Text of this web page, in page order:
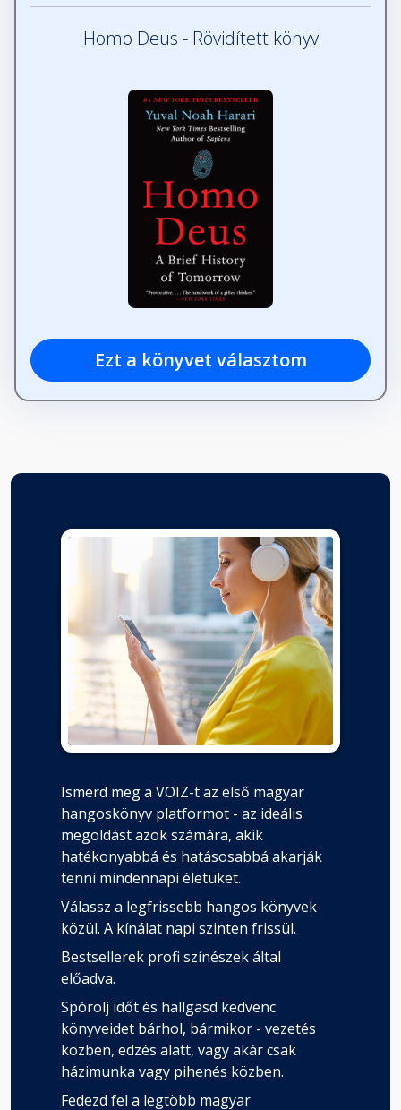
Homo Deus - Rövidített könyv
Ezt a könyvet választom
Ismerd meg a VOIZ-t az első magyar
hangoskönyv platformot - az ideális
megoldást azok számára, akik
hatékonyabbá és hatásosabbá akarják
tenni mindennapi életüket.
Válassz a legfrissebb hangos könyvek
közül. A kínálat napi szinten frissül.
Bestsellerek profi színészek által
előadva.
Spórolj időt és hallgasd kedvenc
könyveidet bárhol, bármikor - vezetés
közben, edzés alatt, vagy akár csak
házimunka vagy pihenés közben.
Fedezd fel a legtöbb magyar